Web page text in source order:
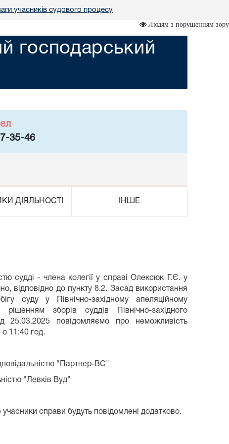
учасників судового процесу
Людям з порушенням зору
господарський
35-46
ДІЯЛЬНОСТІ ІНШЕ
судді - члена колегії у справі Олексюк Г.Є. у
відповідно до пункту 8.2. Засад використання
суду у Північно-західному апеляційному
зборів суддів Північно-західного
25.03.2025 повідомляємо про неможливість
11:40 год.
"Партнер-ВС"
"Левків Вуд"
справи будуть повідомлені додатково.